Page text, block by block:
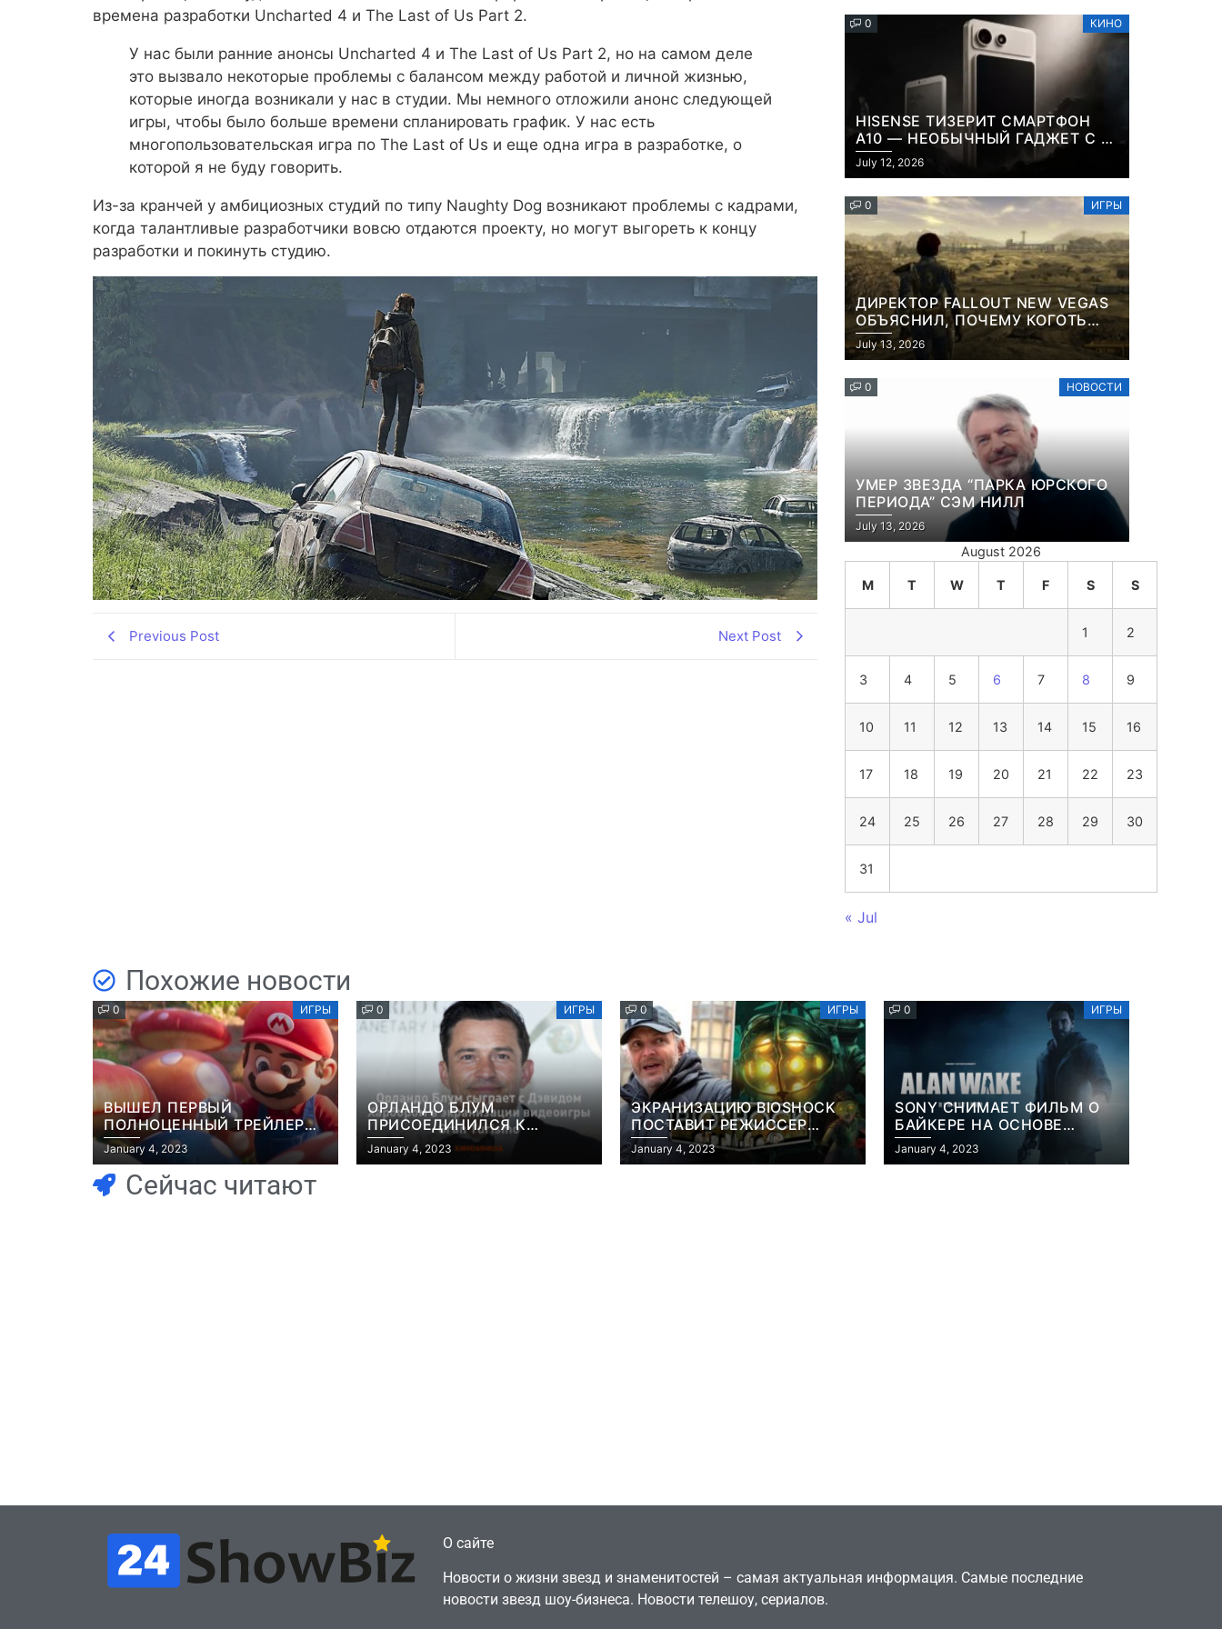
времена разработки Uncharted 4 и The Last of Us Part 2.
У нас были ранние анонсы Uncharted 4 и The Last of Us Part 2, но на самом деле
это вызвало некоторые проблемы с балансом между работой и личной жизнью,
которые иногда возникали у нас в студии. Мы немного отложили анонс следующей
игры, чтобы было больше времени спланировать график. У нас есть
многопользовательская игра по The Last of Us и еще одна игра в разработке, о
которой я не буду говорить.
Из-за кранчей у амбициозных студий по типу Naughty Dog возникают проблемы с кадрами,
когда талантливые разработчики вовсю отдаются проекту, но могут выгореть к концу
разработки и покинуть студию.
Previous Post Next Post
0 КИНО
HISENSE ТИЗЕРИТ СМАРТФОН
A10 — НЕОБЫЧНЫЙ ГАДЖЕТ С E-
INK-ЭКРАНОМ И СЪЕМНОЙ LCD-
ПАНЕЛЬЮ ДЛЯ ЦВЕТНОГО
July 12, 2026
0 ИГРЫ
ДИРЕКТОР FALLOUT NEW VEGAS
ОБЪЯСНИЛ, ПОЧЕМУ КОГОТЬ
СМЕРТИ У КАРЬЕРА НАМЕРЕННО
СНОСИТ ВАМ ГОЛОВУ
July 13, 2026
0 НОВОСТИ
УМЕР ЗВЕЗДА “ПАРКА ЮРСКОГО
ПЕРИОДА” СЭМ НИЛЛ
July 13, 2026
August 2026
M T W T F S S
1 2
3 4 5 6 7 8 9
10 11 12 13 14 15 16
17 18 19 20 21 22 23
24 25 26 27 28 29 30
31
« Jul
Похожие новости
0 ИГРЫ
ВЫШЕЛ ПЕРВЫЙ
ПОЛНОЦЕННЫЙ ТРЕЙЛЕР
МУЛЬТФИЛЬМА “МАРИО”
January 4, 2023
0 ИГРЫ
ОРЛАНДО БЛУМ
ПРИСОЕДИНИЛСЯ К
ЭКРАНИЗАЦИИ ВИДЕОИГРЫ
GRAN TURISMO
January 4, 2023
0 ИГРЫ
ЭКРАНИЗАЦИЮ BIOSHOCK
ПОСТАВИТ РЕЖИССЕР
«КОНСТАНТИНА» И
«ГОЛОДНЫХ ИГР»
January 4, 2023
0 ИГРЫ
SONY СНИМАЕТ ФИЛЬМ О
БАЙКЕРЕ НА ОСНОВЕ
ИЗВЕСТНОЙ ВИДЕОИГРЫ
January 4, 2023
Сейчас читают
О сайте
Новости о жизни звезд и знаменитостей – самая актуальная информация. Самые последние
новости звезд шоу-бизнеса. Новости телешоу, сериалов.